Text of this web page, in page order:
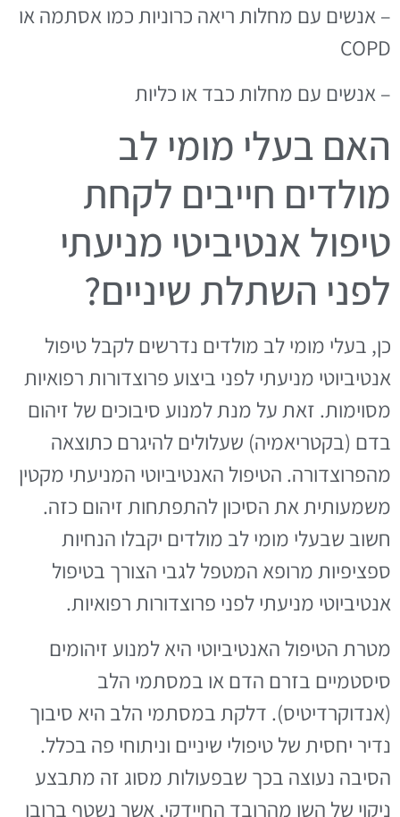
– אנשים עם מחלות ריאה כרוניות כמו אסתמה או
COPD
– אנשים עם מחלות כבד או כליות
האם בעלי מומי לב
מולדים חייבים לקחת
טיפול אנטיביטי מניעתי
לפני השתלת שיניים?
כן, בעלי מומי לב מולדים נדרשים לקבל טיפול
אנטיביוטי מניעתי לפני ביצוע פרוצדורות רפואיות
מסוימות. זאת על מנת למנוע סיבוכים של זיהום
בדם (בקטריאמיה) שעלולים להיגרם כתוצאה
מהפרוצדורה. הטיפול האנטיביוטי המניעתי מקטין
משמעותית את הסיכון להתפתחות זיהום כזה.
חשוב שבעלי מומי לב מולדים יקבלו הנחיות
ספציפיות מרופא המטפל לגבי הצורך בטיפול
אנטיביוטי מניעתי לפני פרוצדורות רפואיות.
מטרת הטיפול האנטיביוטי היא למנוע זיהומים
סיסטמיים בזרם הדם או במסתמי הלב
(אנדוקרדיטיס). דלקת במסתמי הלב היא סיבוך
נדיר יחסית של טיפולי שיניים וניתוחי פה בכלל.
הסיבה נעוצה בכך שבפעולות מסוג זה מתבצע
ניקוי של השן מהרובד החיידקי, אשר נשטף ברובו